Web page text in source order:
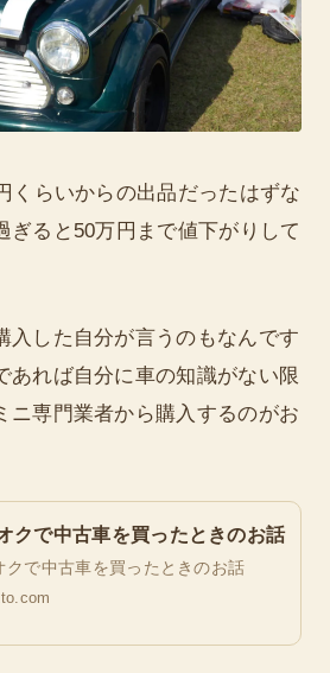
くらいからの出品だったはずな
ぎると50万円まで値下がりして
入した自分が言うのもなんです
あれば自分に車の知識がない限
ニ専門業者から購入するのがお
クで中古車を買ったときのお話
クで中古車を買ったときのお話